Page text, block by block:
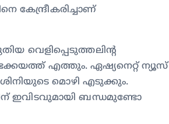
വെളിപ്പെടുത്തലിന്റ
എത്തും. ഏഷ്യനെറ്റ് ന്യൂസ്
മൊഴി എടുക്കും.
ഇവിടവുമായി ബന്ധമുണ്ടോ